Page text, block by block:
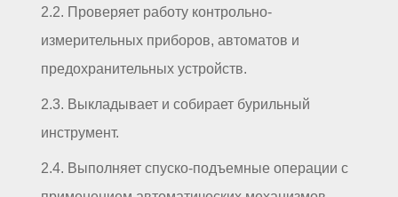
2.2. Проверяет работу контрольно-
измерительных приборов, автоматов и
предохранительных устройств.
2.3. Выкладывает и собирает бурильный
инструмент.
2.4. Выполняет спуско-подъемные операции с